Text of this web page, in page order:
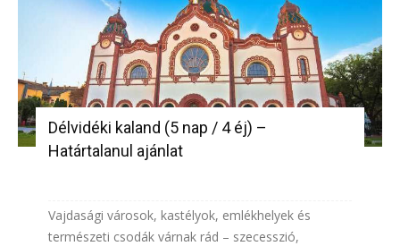
Délvidéki kaland (5 nap / 4 éj) –
Határtalanul ajánlat
Vajdasági városok, kastélyok, emlékhelyek és
természeti csodák várnak rád – szecesszió,